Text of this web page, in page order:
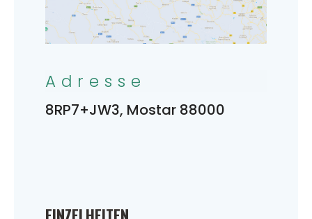
Adresse
8RP7+JW3, Mostar 88000